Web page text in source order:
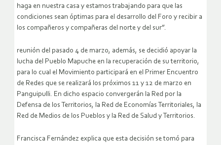
haga en nuestra casa y estamos trabajando para que las
condiciones sean óptimas para el desarrollo del Foro y recibir a
los compañeros y compañeras del norte y del sur”.
reunión del pasado 4 de marzo, además, se decidió apoyar la
lucha del Pueblo Mapuche en la recuperación de su territorio,
para lo cual el Movimiento participará en el Primer Encuentro
de Redes que se realizará los próximos 11 y 12 de marzo en
Panguipulli. En dicho espacio convergerán la Red por la
Defensa de los Territorios, la Red de Economías Territoriales, la
Red de Medios de los Pueblos y la Red de Salud y Territorios.
Francisca Fernández explica que esta decisión se tomó para